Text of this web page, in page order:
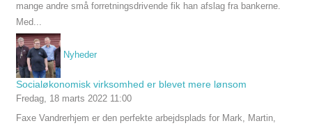
mange andre små forretningsdrivende fik han afslag fra bankerne.
Med...
Nyheder
Socialøkonomisk virksomhed er blevet mere lønsom
Fredag, 18 marts 2022 11:00
Faxe Vandrerhjem er den perfekte arbejdsplads for Mark, Martin,